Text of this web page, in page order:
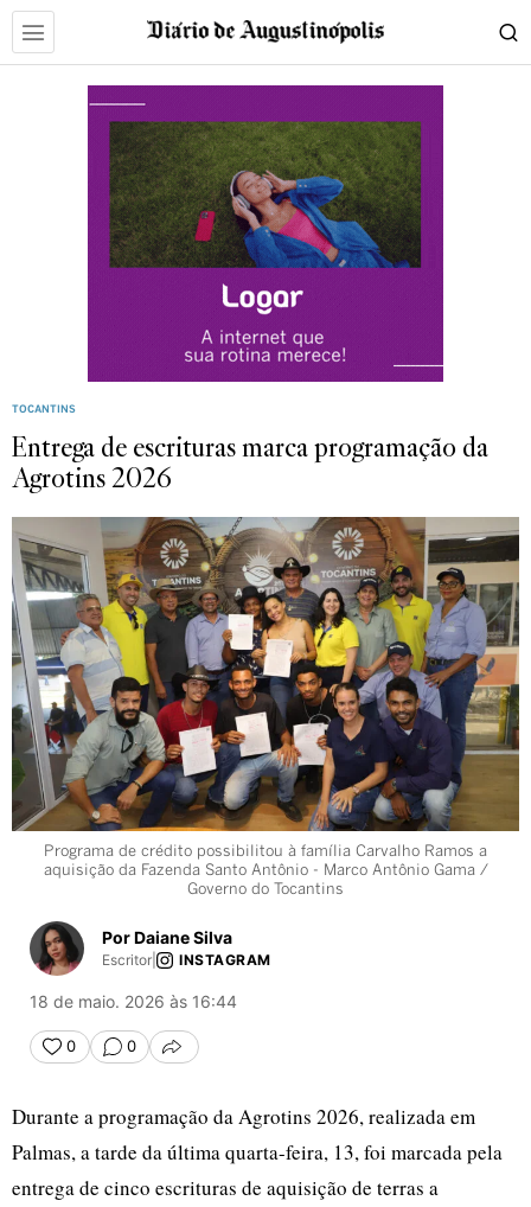
TOCANTINS
Entrega de escrituras marca programação da
Agrotins 2026
Programa de crédito possibilitou à família Carvalho Ramos a
aquisição da Fazenda Santo Antônio - Marco Antônio Gama /
Governo do Tocantins
Por Daiane Silva
Escritor INSTAGRAM
18 de maio. 2026 às 16:44
0 0 COMPARTILHAR
Durante a programação da Agrotins 2026, realizada em
Palmas, a tarde da última quarta-feira, 13, foi marcada pela
entrega de cinco escrituras de aquisição de terras a